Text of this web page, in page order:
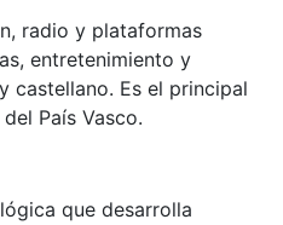
radio y plataformas
entretenimiento y
castellano. Es el principal
País Vasco.
que desarrolla